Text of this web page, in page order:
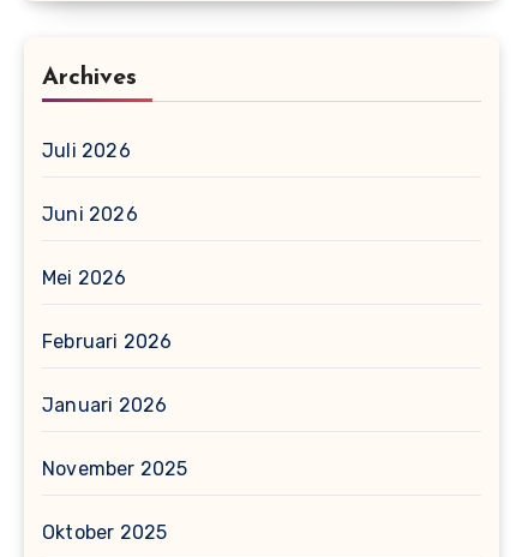
Archives
Juli 2026
Juni 2026
Mei 2026
Februari 2026
Januari 2026
November 2025
Oktober 2025